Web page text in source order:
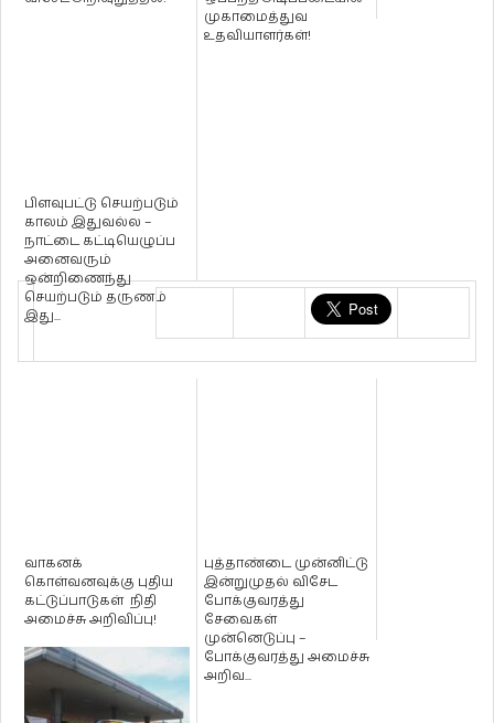
முகாமைத்துவ
உதவியாளர்கள்!
பிளவுபட்டு செயற்படும்
காலம் இதுவல்ல –
நாட்டை கட்டியெழுப்ப
அனைவரும்
ஒன்றிணைந்து
செயற்படும் தருணம்
இது...
வாகனக்
கொள்வனவுக்கு புதிய
கட்டுப்பாடுகள் நிதி
அமைச்சு அறிவிப்பு!
புத்தாண்டை முன்னிட்டு
இன்றுமுதல் விசேட
போக்குவரத்து
சேவைகள்
முன்னெடுப்பு –
போக்குவரத்து அமைச்சு
அறிவ...